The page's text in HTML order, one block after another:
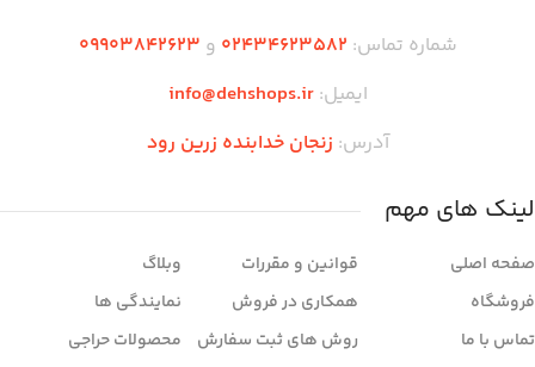
شماره تماس: 02434623582 و 09903842623
ایمیل:info@dehshops.ir
آدرس: زنجان خدابنده زرین رود
لینک های مهم
صفحه اصلی
فروشگاه
تماس با ما
قوانین و مقررات
همکاری در فروش
روش های ثبت سفارش
وبلاگ
نمایندگی ها
محصولات حراجی